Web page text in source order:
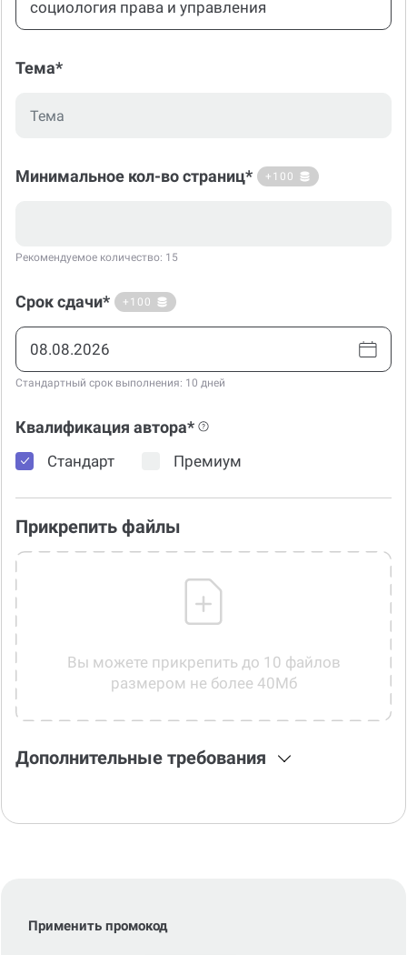
Тема*
Минимальное кол-во страниц* +100
Рекомендуемое количество: 15
Срок сдачи* +100
Стандартный срок выполнения: 10 дней
Квалификация автора*
Стандарт Премиум
Прикрепить файлы
Вы можете прикрепить до 10 файлов
размером не более 40Мб
Дополнительные требования
Применить промокод